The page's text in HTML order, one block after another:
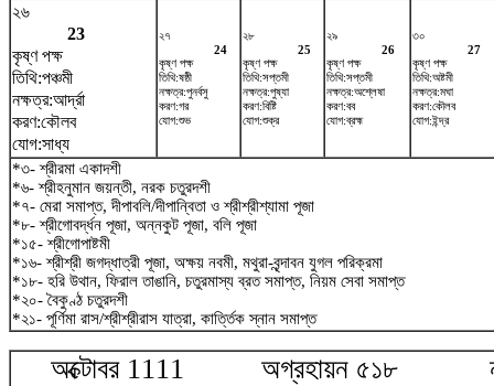
২৬
23
কৃষ্ণ পক্ষ
তিথি:পঞ্চমী
নক্ষত্র:আর্দ্রা
করণ:কৌলব
যোগ:সাধ্য
২৭
24
কৃষ্ণ পক্ষ
তিথি:ষষ্ঠী
নক্ষত্র:পুনর্বসু
করণ:গর
যোগ:শুভ
২৮
25
কৃষ্ণ পক্ষ
তিথি:সপ্তমী
নক্ষত্র:পুষ্যা
করণ:বিষ্টি
যোগ:শুক্র
২৯
26
কৃষ্ণ পক্ষ
তিথি:সপ্তমী
নক্ষত্র:অশ্লেষা
করণ:বব
যোগ:ব্রহ্ম
৩০
27
কৃষ্ণ পক্ষ
তিথি:অষ্টমী
নক্ষত্র:মঘা
করণ:কৌলব
যোগ:ইন্দ্র
*৩- শ্রীরমা একাদশী
*৬- শ্রীহনুমান জয়ন্তী, নরক চতুরদশী
*৭- মেরা সমাপ্ত, দীপাবলি/দীপান্বিতা ও শ্রীশ্রীশ্যামা পূজা
*৮- শ্রীগোবর্দ্ধন পূজা, অন্নকুট পূজা, বলি পূজা
*১৫- শ্রীগোপাষ্টমী
*১৬- শ্রীশ্রী জগদ্ধাত্রী পূজা, অক্ষয় নবমী, মথুরা-বৃন্দাবন যুগল পরিক্রমা
*১৮- হরি উথান, ফিরাল তাঙানি, চতুরমাস্য ব্রত সমাপ্ত, নিয়ম সেবা সমাপ্ত
*২০- বৈকুণ্ঠ চতুরদশী
*২১- পূর্ণিমা রাস/শ্রীশ্রীরাস যাত্রা, কার্ত্তিক স্নান সমাপ্ত
অক্টোবর 1111 অগ্রহায়ন ৫১৮